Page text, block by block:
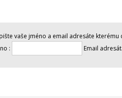
vaše jméno a email adresáte
:
Email